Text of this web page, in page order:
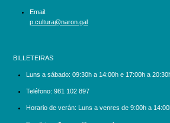
Email:
p.cultura@naron.gal
BILLETEIRAS
Luns a sábado: 09:30h a 14:00h e 17:00h a
Teléfono: 981 102 897
Horario de verán: Luns a venres de 9:00h a